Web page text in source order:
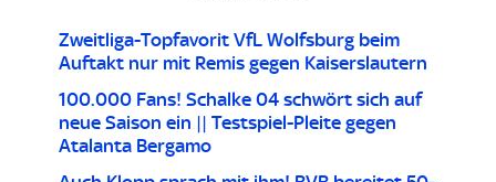
Zweitliga-Topfavorit VfL Wolfsburg beim
Auftakt nur mit Remis gegen Kaiserslautern
100.000 Fans! Schalke 04 schwört sich auf
neue Saison ein || Testspiel-Pleite gegen
Atalanta Bergamo